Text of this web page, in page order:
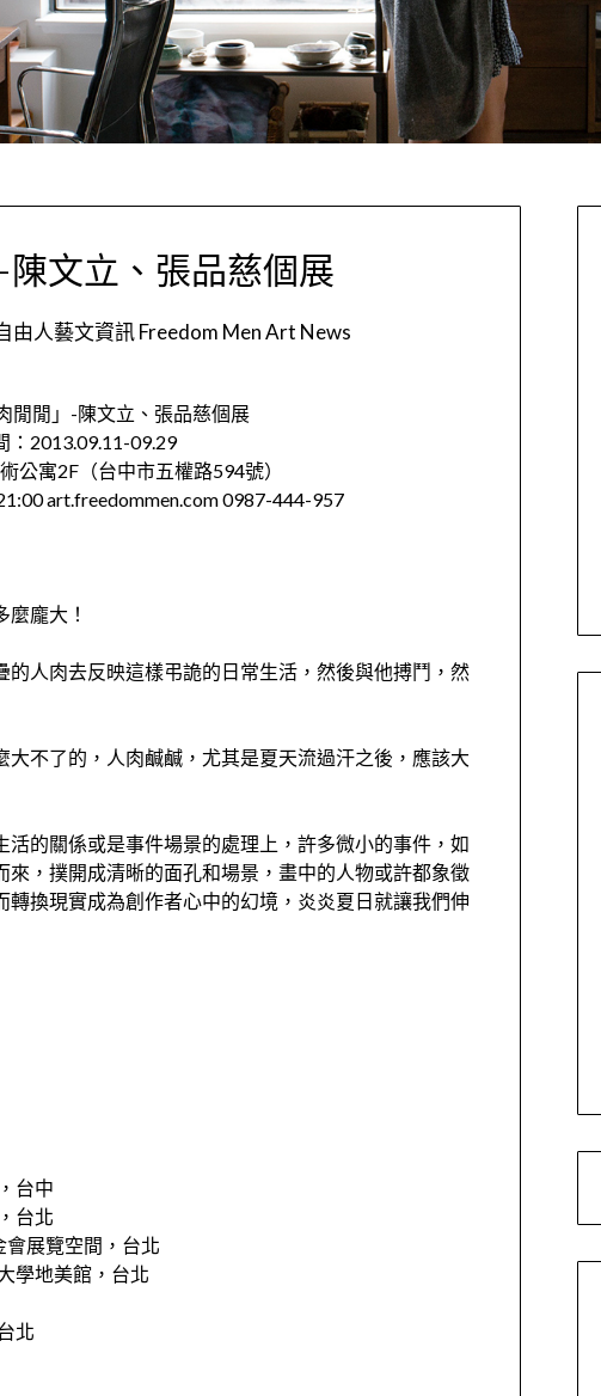
陳文立、張品慈個展
由人藝文資訊 Freedom Men Art News
閒閒」-陳文立、張品慈個展
：2013.09.11-09.29
公寓2F（台中市五權路594號）
art.freedommen.com 0987-444-957
龐大！
人肉去反映這樣弔詭的日常生活，然後與他搏鬥，然
不了的，人肉鹹鹹，尤其是夏天流過汗之後，應該大
活的關係或是事件場景的處理上，許多微小的事件，如
，撲開成清晰的面孔和場景，畫中的人物或許都象徵
換現實成為創作者心中的幻境，炎炎夏日就讓我們伸
台中
台北
會展覽空間，台北
學地美館，台北
北